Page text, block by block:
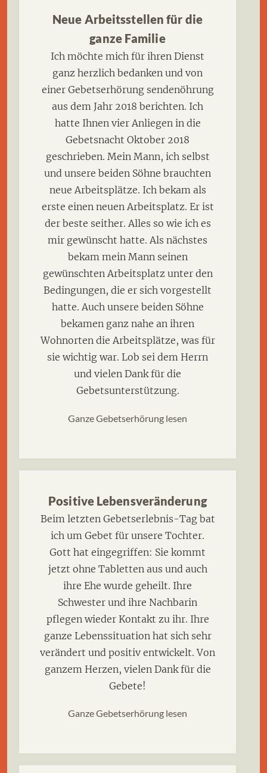
Neue Arbeitsstellen für die
ganze Familie
Ich möchte mich für ihren Dienst
ganz herzlich bedanken und von
einer Gebetserhörung sendenöhrung
aus dem Jahr 2018 berichten. Ich
hatte Ihnen vier Anliegen in die
Gebetsnacht Oktober 2018
geschrieben. Mein Mann, ich selbst
und unsere beiden Söhne brauchten
neue Arbeitsplätze. Ich bekam als
erste einen neuen Arbeitsplatz. Er ist
der beste seither. Alles so wie ich es
mir gewünscht hatte. Als nächstes
bekam mein Mann seinen
gewünschten Arbeitsplatz unter den
Bedingungen, die er sich vorgestellt
hatte. Auch unsere beiden Söhne
bekamen ganz nahe an ihren
Wohnorten die Arbeitsplätze, was für
sie wichtig war. Lob sei dem Herrn
und vielen Dank für die
Gebetsunterstützung.
Ganze Gebetserhörung lesen
Positive Lebensveränderung
Beim letzten Gebetserlebnis-Tag bat
ich um Gebet für unsere Tochter.
Gott hat eingegriffen: Sie kommt
jetzt ohne Tabletten aus und auch
ihre Ehe wurde geheilt. Ihre
Schwester und ihre Nachbarin
pflegen wieder Kontakt zu ihr. Ihre
ganze Lebenssituation hat sich sehr
verändert und positiv entwickelt. Von
ganzem Herzen, vielen Dank für die
Gebete!
Ganze Gebetserhörung lesen